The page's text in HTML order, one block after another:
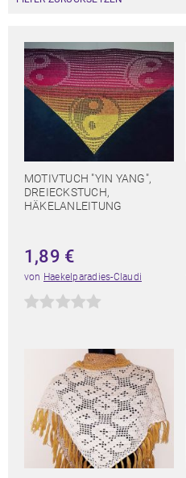
MOTIVTUCH "YIN YANG",
DREIECKSTUCH,
HÄKELANLEITUNG
1,89 €
von Haekelparadies-Claudi